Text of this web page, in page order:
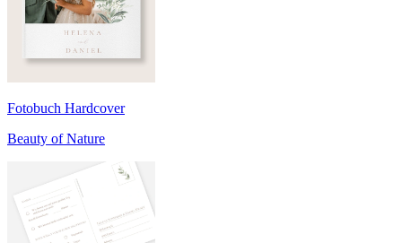
Fotobuch Hardcover
Beauty of Nature